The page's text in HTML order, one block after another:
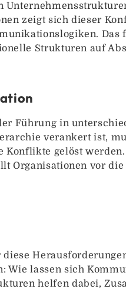
zeigt sich dieser
Das
Strukturen auf
Führung in
verankert ist,
gelöst
Organisationen vor
Wie lassen sich
helfen dabei,